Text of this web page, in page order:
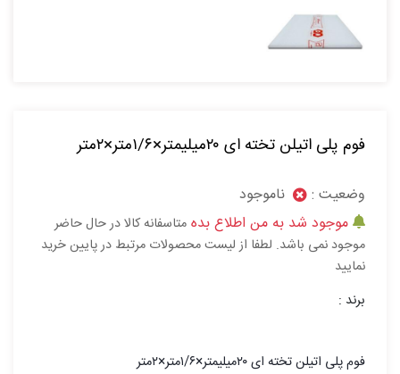
فوم پلی اتیلن تخته ای ۲۰میلیمتر×۱/۶متر×۲متر
وضعیت :
ناموجود
موجود شد به من اطلاع بده متاسفانه کالا در حال حاضر
موجود نمی باشد. لطفا از لیست محصولات مرتبط در پایین خرید
نمایید
برند :
فوم پلی اتیلن تخته ای ۲۰میلیمتر×۱/۶متر×۲متر